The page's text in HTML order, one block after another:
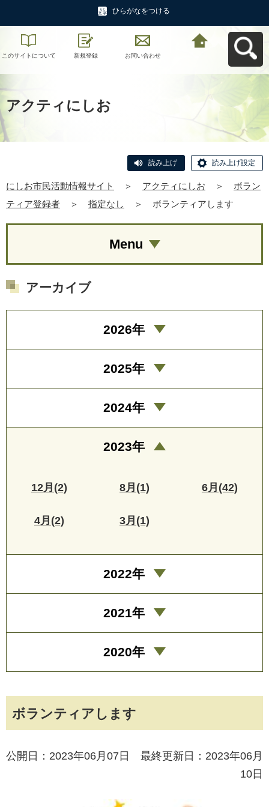
ひらがなをつける
このサイトについて 新規登録 お問い合わせ
アクティにしお
読み上げ 読み上げ設定
にしお市民活動情報サイト ＞ アクティにしお ＞
ボラン
ティア登録者
＞ 指定なし ＞ ボランティアします
ボランティアします
公開日：2023年06月07日 最終更新日：2023年06月
10日
Menu
アーカイブ
2026年
2025年
2024年
2023年
12月(2) 8月(1) 6月(42)
4月(2) 3月(1)
2022年
2021年
2020年